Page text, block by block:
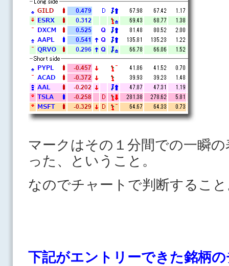
マークはその１分間での一瞬
った、ということ。
なのでチャートで判断するこ
下記がエントリーできた銘柄